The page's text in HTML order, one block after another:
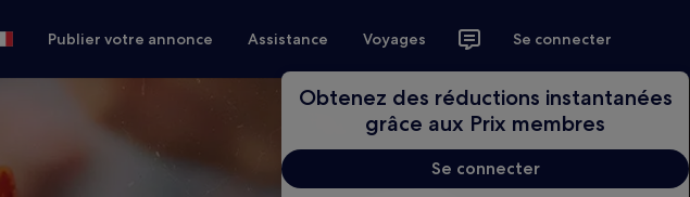
Publier votre annonce Assistance Voyages Se connecter
Obtenez des réductions instantanées
grâce aux Prix membres
Se connecter